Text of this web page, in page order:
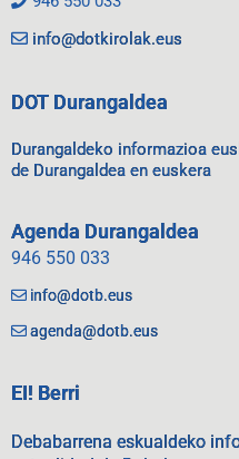
info@dotkirolak.eus
DOT Durangaldea
Durangaldeko informazioa
de Durangaldea en euskera
Agenda Durangaldea
946 550 033
info@dotb.eus
agenda@dotb.eus
EI! Berri
Debabarrena eskualdeko